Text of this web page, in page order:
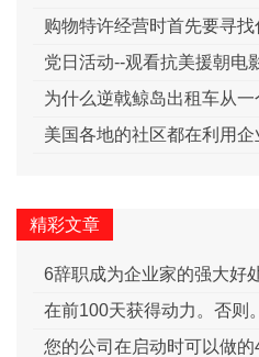
购物特许经营时首先要寻找
党日活动--观看抗美援朝电
为什么逆戟鲸岛出租车从
美国各地的社区都在利用
精彩文章
6辞职成为企业家的强大好
在前100天获得动力。否则。
您的公司在启动时可以做的